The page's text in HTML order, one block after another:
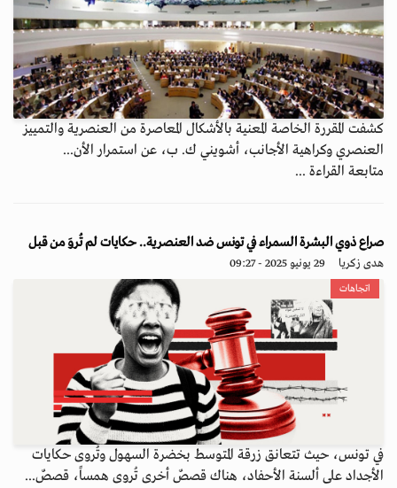
كشفت المقررة الخاصة المعنية بالأشكال المعاصرة من العنصرية والتمييز
العنصري وكراهية الأجانب، أشويني ك. ب، عن استمرار الأن...
متابعة القراءة ...
صراع ذوي البشرة السمراء في تونس ضد العنصرية.. حكايات لم تُروَ من قبل
هدى زكريا 29 يونيو 2025 - 09:27
اتجاهات
في تونس، حيث تتعانق زرقة المتوسط بخضرة السهول وتُروى حكايات
الأجداد على ألسنة الأحفاد، هناك قصصٌ أخرى تُروى همساً، قصصٌ...